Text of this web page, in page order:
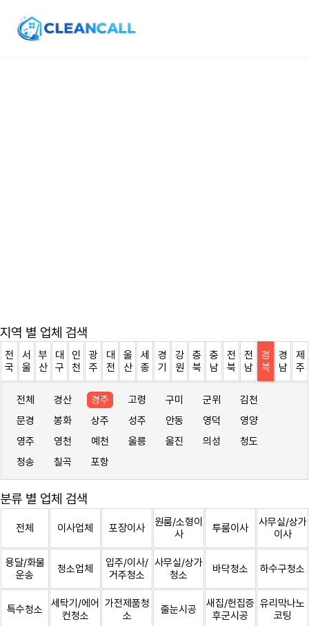
지역 별 업체 검색
전
국
서
울
부
산
대
구
인
천
광
주
대
전
울
산
세
종
경
기
강
원
충
북
충
남
전
북
전
남
경
북
경
남
제
주
전체 경산 경주 고령 구미 군위
김천
문경
봉화 상주 성주 안동 영덕
영양
영주
영천 예천 울릉 울진 의성
청도
청송
칠곡 포항
분류 별 업체 검색
전체 이사업체 포장이사
원룸/소형이
사
투룸이사
사무실/상가
이사
용달/화물
운송
청소업체
입주/이사/
거주청소
사무실/상가
청소
바닥청소 하수구청소
특수청소
세탁기/에어
컨청소
가전제품청
소
줄눈시공
새집/헌집증
후군시공
유리막나노
코팅